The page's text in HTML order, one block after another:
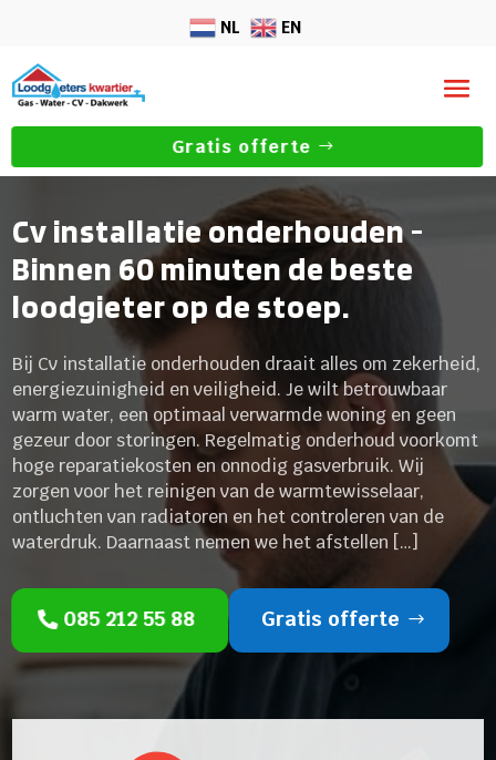
NL EN
Gratis offerte
Cv installatie onderhouden -
Binnen 60 minuten de beste
loodgieter op de stoep.
Bij Cv installatie onderhouden draait alles om zekerheid,
energiezuinigheid en veiligheid. Je wilt betrouwbaar
warm water, een optimaal verwarmde woning en geen
gezeur door storingen. Regelmatig onderhoud voorkomt
hoge reparatiekosten en onnodig gasverbruik. Wij
zorgen voor het reinigen van de warmtewisselaar,
ontluchten van radiatoren en het controleren van de
waterdruk. Daarnaast nemen we het afstellen […]
085 212 55 88 Gratis offerte